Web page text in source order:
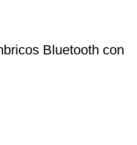
Bluetooth con